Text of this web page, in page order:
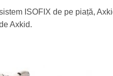
ISOFIX de pe piață,
Axkid.